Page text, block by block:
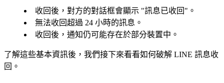
收回後，對方的對話框會顯示 "訊息已收回"。
無法收回超過 24 小時的訊息。
收回後，通知仍可能存在於部分裝置中。
了解這些基本資訊後，我們接下來看看如何破解 LINE 訊息收
回。